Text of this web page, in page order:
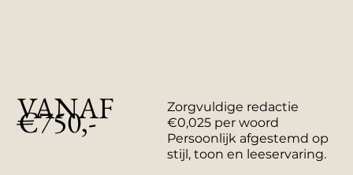
VANAF
€750,-
Zorgvuldige redactie
€0,025 per woord
Persoonlijk afgestemd op
stijl, toon en leeservaring.